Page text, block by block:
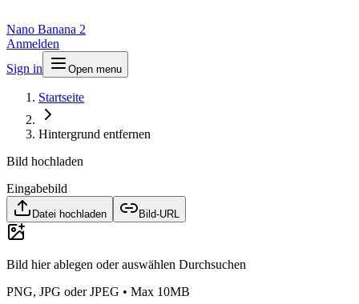
Nano Banana 2
Anmelden
Sign in
Open menu
Startseite
Hintergrund entfernen
Bild hochladen
Eingabebild
Datei hochladen Bild-URL
Bild hier ablegen oder auswählen Durchsuchen
PNG, JPG oder JPEG • Max 10MB